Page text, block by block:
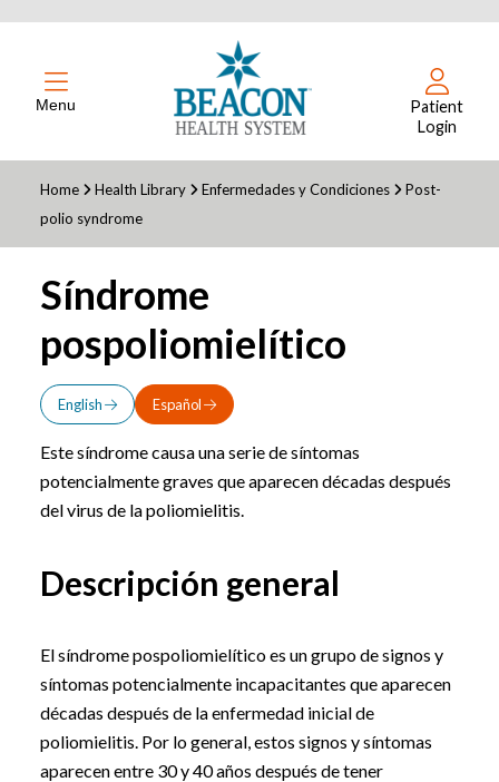
Menu
Patient
Login
Home Health Library Enfermedades y Condiciones
Post-
polio syndrome
Síndrome
pospoliomielítico
English Español
Este síndrome causa una serie de síntomas
potencialmente graves que aparecen décadas después
del virus de la poliomielitis.
Descripción general
El síndrome pospoliomielítico es un grupo de signos y
síntomas potencialmente incapacitantes que aparecen
décadas después de la enfermedad inicial de
poliomielitis. Por lo general, estos signos y síntomas
aparecen entre 30 y 40 años después de tener